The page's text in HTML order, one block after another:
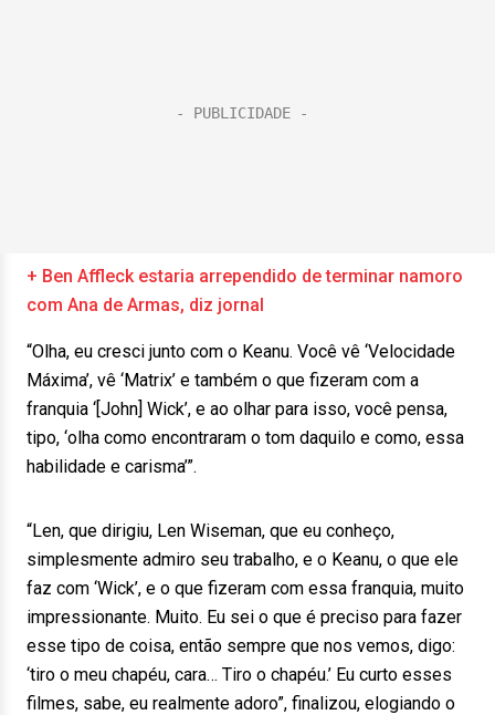
+ Ben Affleck estaria arrependido de terminar namoro
com Ana de Armas, diz jornal
“Olha, eu cresci junto com o Keanu. Você vê ‘Velocidade
Máxima’, vê ‘Matrix’ e também o que fizeram com a
franquia ‘[John] Wick’, e ao olhar para isso, você pensa,
tipo, ‘olha como encontraram o tom daquilo e como, essa
habilidade e carisma’”.
“Len, que dirigiu, Len Wiseman, que eu conheço,
simplesmente admiro seu trabalho, e o Keanu, o que ele
faz com ‘Wick’, e o que fizeram com essa franquia, muito
impressionante. Muito. Eu sei o que é preciso para fazer
esse tipo de coisa, então sempre que nos vemos, digo:
‘tiro o meu chapéu, cara… Tiro o chapéu.’ Eu curto esses
filmes, sabe, eu realmente adoro”, finalizou, elogiando o